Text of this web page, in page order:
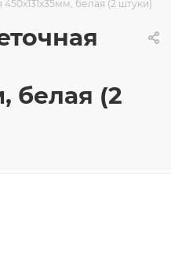
белая (2 штуки)
белая (2